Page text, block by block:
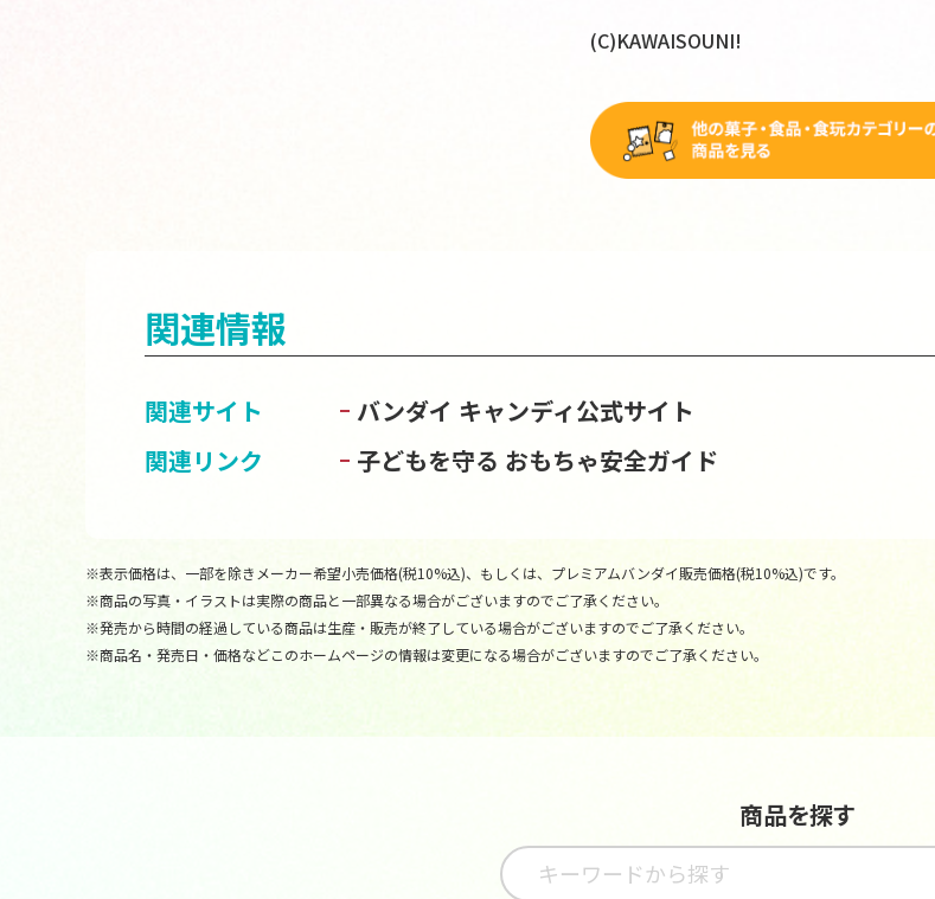
(C)KAWAISOUNI!
関連情報
関連サイト
バンダイ キャンディ公式サイト
関連リンク
子どもを守る おもちゃ安全ガイド
※表示価格は、一部を除きメーカー希望小売価格(税10%込)、もしくは、プレミアムバンダイ販売価格(税10%込)です。
※商品の写真・イラストは実際の商品と一部異なる場合がございますのでご了承ください。
※発売から時間の経過している商品は生産・販売が終了している場合がございますのでご了承ください。
※商品名・発売日・価格などこのホームページの情報は変更になる場合がございますのでご了承ください。
商品を探す